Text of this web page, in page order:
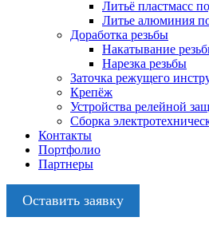
Литьё пластмасс
Литье алюминия
Доработка резьбы
Накатывание
Нарезка резьбы
Заточка режущего
Крепёж
Устройства релейной
Сборка
Контакты
Портфолио
Партнеры
Оставить заявку